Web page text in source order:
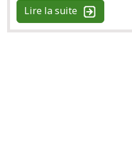
Lire la suite